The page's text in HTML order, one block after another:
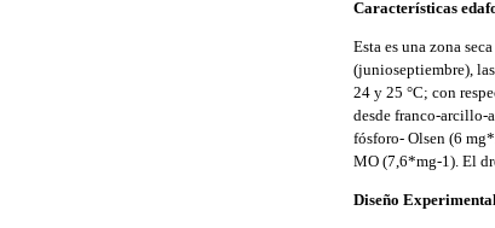
Características
Esta es una zona
(junioseptiembre),
24 y 25 °C; con
desde franco-arcillo-
fósforo- Olsen (6
MO (7,6*mg-1). El
Diseño